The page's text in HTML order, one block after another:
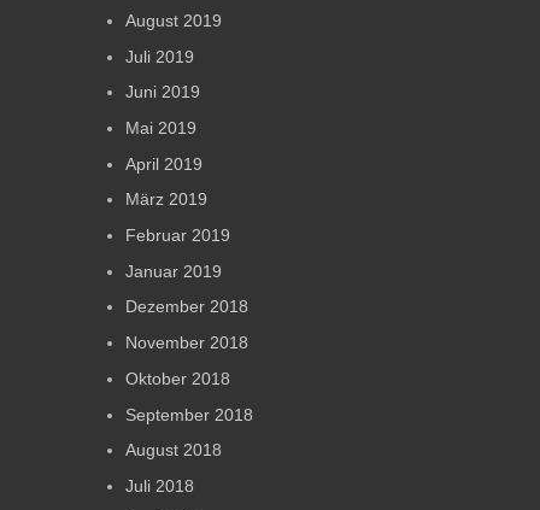
August 2019
Juli 2019
Juni 2019
Mai 2019
April 2019
März 2019
Februar 2019
Januar 2019
Dezember 2018
November 2018
Oktober 2018
September 2018
August 2018
Juli 2018